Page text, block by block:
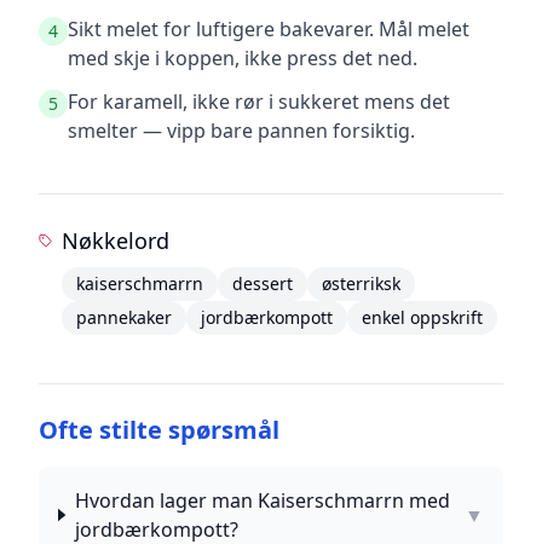
4 Sikt melet for luftigere bakevarer. Mål melet
med skje i koppen, ikke press det ned.
5 For karamell, ikke rør i sukkeret mens det
smelter — vipp bare pannen forsiktig.
Nøkkelord
kaiserschmarrn dessert
østerriksk
pannekaker
jordbærkompott enkel oppskrift
Ofte stilte spørsmål
Hvordan lager man Kaiserschmarrn med
jordbærkompott?
▼